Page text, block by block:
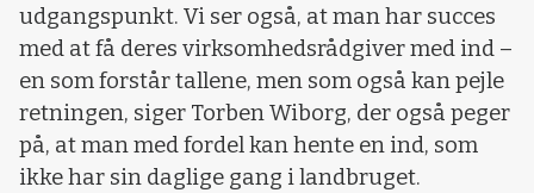
udgangspunkt. Vi ser også, at man har succes
med at få deres virksomhedsrådgiver med ind –
en som forstår tallene, men som også kan pejle
retningen, siger Torben Wiborg, der også peger
på, at man med fordel kan hente en ind, som
ikke har sin daglige gang i landbruget.